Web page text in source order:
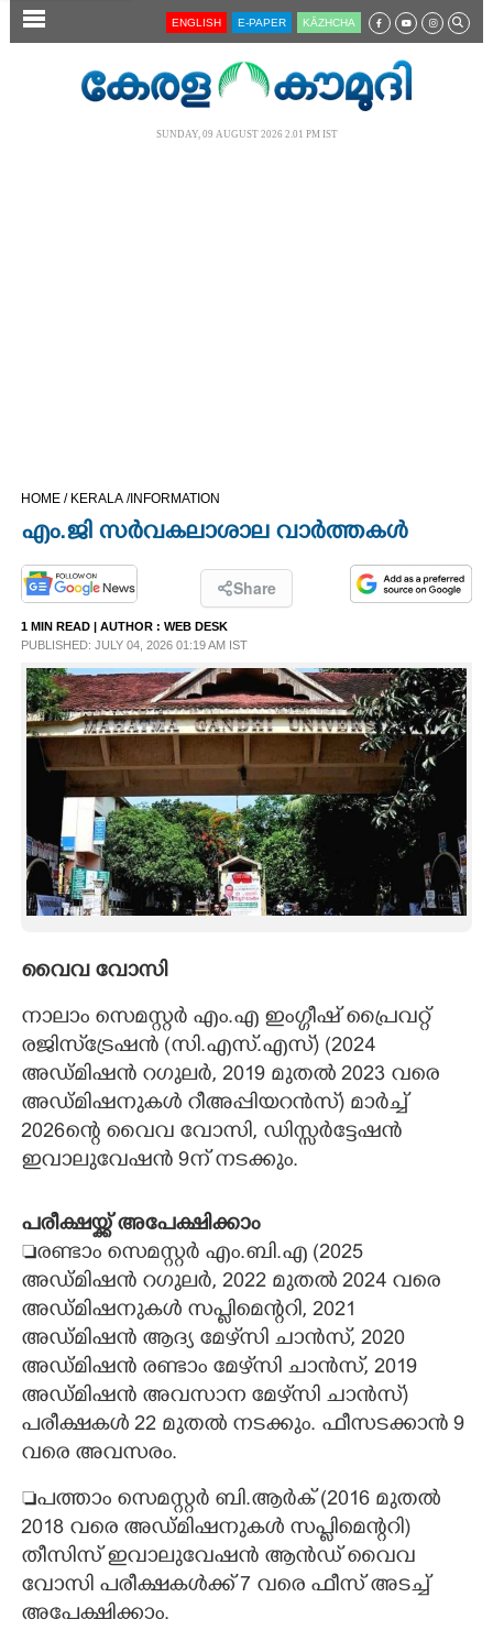
SECTIONS
OPINION
PHOTOS
LIFESTYLE
SPIRITUAL
INFO+
ART
CARTOONS
ZOOM
CONTACT US
ENGLISH E-PAPER KĀZHCHA
SUNDAY, 09 AUGUST 2026 2.01 PM IST
HOME / KERALA /INFORMATION
എം.ജി സർവകലാശാല വാർത്തകൾ
Share
1 MIN READ | AUTHOR : WEB DESK
PUBLISHED: JULY 04, 2026 01:19 AM IST
വൈവ വോസി
നാലാം സെമസ്റ്റർ എം.എ ഇംഗ്ഗീഷ് പ്രൈവറ്റ്
രജിസ്‌ട്രേഷൻ (സി.എസ്.എസ്) (2024
അഡ്മിഷൻ റഗുലർ, 2019 മുതൽ 2023 വരെ
അഡ്മിഷനുകൾ റീഅപ്പിയറൻസ്) മാർച്ച്
2026ന്റെ വൈവ വോസി, ഡിസ്സർട്ടേഷൻ
ഇവാലുവേഷൻ 9ന് നടക്കും.
പരീക്ഷയ്ക്ക് അപേക്ഷിക്കാം
രണ്ടാം സെമസ്റ്റർ എം.ബി.എ (2025
അഡ്മിഷൻ റഗുലർ, 2022 മുതൽ 2024 വരെ
അഡ്മിഷനുകൾ സപ്ലിമെന്ററി, 2021
അഡ്മിഷൻ ആദ്യ മേഴ്‌സി ചാൻസ്, 2020
അഡ്മിഷൻ രണ്ടാം മേഴ്‌സി ചാൻസ്, 2019
അഡ്മിഷൻ അവസാന മേഴ്‌സി ചാൻസ്)
പരീക്ഷകൾ 22 മുതൽ നടക്കും. ഫീസടക്കാൻ 9
വരെ അവസരം.
പത്താം സെമസ്റ്റർ ബി.ആർക് (2016 മുതൽ
2018 വരെ അഡ്മിഷനുകൾ സപ്ലിമെന്ററി)
തീസിസ് ഇവാലുവേഷൻ ആൻഡ് വൈവ
വോസി പരീക്ഷകൾക്ക് 7 വരെ ഫീസ് അടച്ച്
അപേക്ഷിക്കാം.